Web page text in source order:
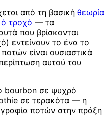
από τη βασική θεωρία
τροχό — τα
που βρίσκονται
εντείνουν το ένα το
είναι ουσιαστικά
αυτού του
bourbon σε ψυχρό
σε τερακότα — η
ποτών στην πράξη